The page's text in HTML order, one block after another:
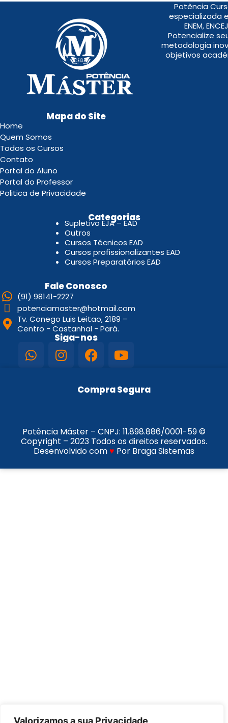
Valorizamos a sua Privacidade
Potência
especializada
ENEM,
Potencialize
metodologia
objetivos
Mapa do Site
Home
Quem Somos
Todos os Cursos
Contato
Portal do Aluno
Portal do Professor
Politica de Privacidade
Categorias
Supletivo EJA – EAD
Outros
Cursos Técnicos EAD
Cursos profissionalizantes EAD
Cursos Preparatórios EAD
Fale Conosco
(91) 98141-2227
potenciamaster@hotmail.com
Tv. Conego Luis Leitao, 2189 –
Centro - Castanhal - Pará.
Siga-nos
Compra Segura
Potência Máster – CNPJ: 11.898.886/0001-59©
Copyright – 2023 Todos os direitos reservados.
Desenvolvido com♥ Por Braga Sistemas